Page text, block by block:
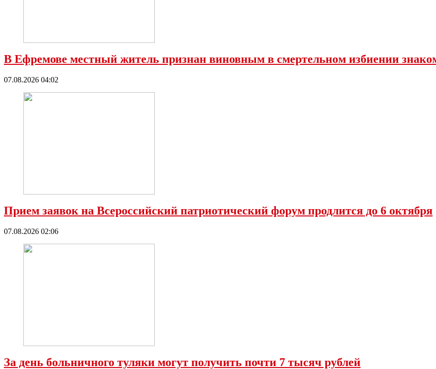
В Ефремове местный житель признан виновным в смертельном избиении
07.08.2026 04:02
Прием заявок на Всероссийский патриотический форум продлится до 6 октября
07.08.2026 02:06
За день больничного туляки могут получить почти 7 тысяч рублей